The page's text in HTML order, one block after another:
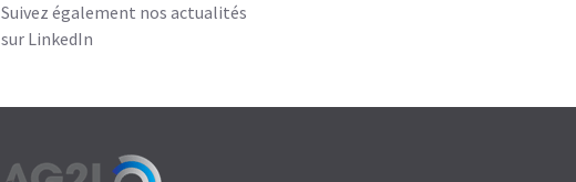
Suivez également nos actualités
sur LinkedIn